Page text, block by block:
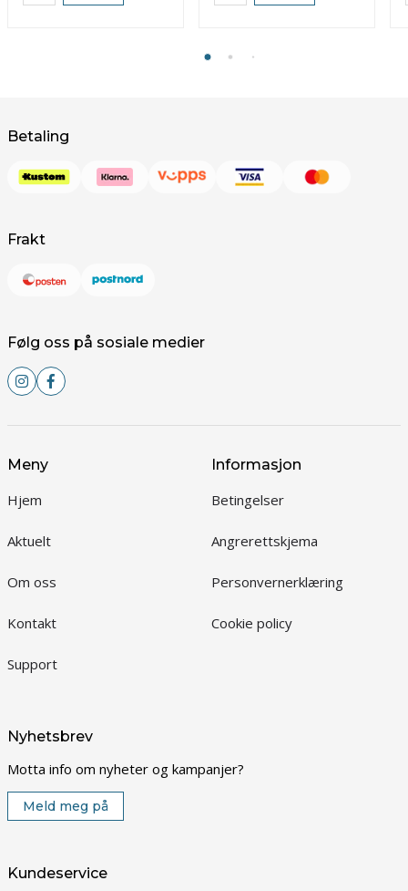
Betaling
Frakt
Følg oss på sosiale medier
Meny
Hjem
Aktuelt
Om oss
Kontakt
Support
Informasjon
Betingelser
Angrerettskjema
Personvernerklæring
Cookie policy
Nyhetsbrev
Motta info om nyheter og kampanjer?
Meld meg på
Kundeservice